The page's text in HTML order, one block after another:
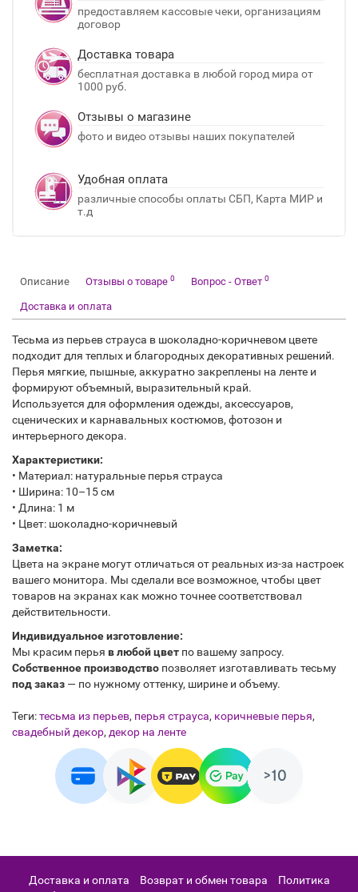
предоставляем кассовые чеки, организациям
договор
Доставка товара
бесплатная доставка в любой город мира от
1000 руб.
Отзывы о магазине
фото и видео отзывы наших покупателей
Удобная оплата
различные способы оплаты СБП, Карта МИР и
т.д
Описание Отзывы о товаре 0 Вопрос - Ответ 0
Доставка и оплата
Тесьма из перьев страуса в шоколадно-коричневом цвете
подходит для теплых и благородных декоративных решений.
Перья мягкие, пышные, аккуратно закреплены на ленте и
формируют объемный, выразительный край.
Используется для оформления одежды, аксессуаров,
сценических и карнавальных костюмов, фотозон и
интерьерного декора.
Характеристики:
• Материал: натуральные перья страуса
• Ширина: 10–15 см
• Длина: 1 м
• Цвет: шоколадно-коричневый
Заметка:
Цвета на экране могут отличаться от реальных из-за настроек
вашего монитора. Мы сделали все возможное, чтобы цвет
товаров на экранах как можно точнее соответствовал
действительности.
Индивидуальное изготовление:
Мы красим перья в любой цвет по вашему запросу.
Собственное производство позволяет изготавливать тесьму
под заказ — по нужному оттенку, ширине и объему.
Теги:тесьма из перьев, перья страуса, коричневые перья,
свадебный декор, декор на ленте
Доставка и оплата Возврат и обмен товара
Политика